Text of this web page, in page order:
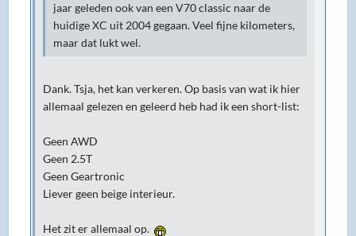
jaar geleden ook van een V70 classic naar de
huidige XC uit 2004 gegaan. Veel fijne kilometers,
maar dat lukt wel.
Dank. Tsja, het kan verkeren. Op basis van wat ik hier
allemaal gelezen en geleerd heb had ik een short-list:
Geen AWD
Geen 2.5T
Geen Geartronic
Liever geen beige interieur.
Het zit er allemaal op.